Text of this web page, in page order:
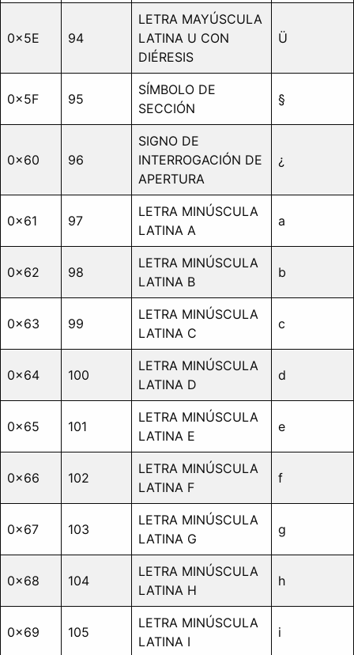
0x5E 94
LETRA MAYÚSCULA
LATINA U CON
DIÉRESIS
Ü
0x5F 95
SÍMBOLO DE
SECCIÓN
§
0x60 96
SIGNO DE
INTERROGACIÓN DE
APERTURA
¿
0x61 97
LETRA MINÚSCULA
LATINA A
a
0x62 98
LETRA MINÚSCULA
LATINA B
b
0x63 99
LETRA MINÚSCULA
LATINA C
c
0x64 100
LETRA MINÚSCULA
LATINA D
d
0x65 101
LETRA MINÚSCULA
LATINA E
e
0x66 102
LETRA MINÚSCULA
LATINA F
f
0x67 103
LETRA MINÚSCULA
LATINA G
g
0x68 104
LETRA MINÚSCULA
LATINA H
h
0x69 105
LETRA MINÚSCULA
LATINA I
i